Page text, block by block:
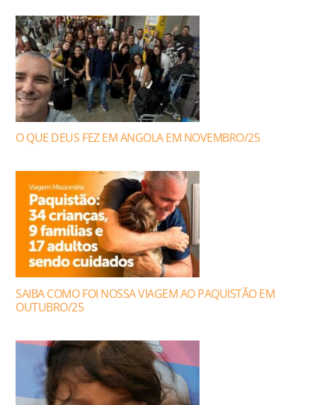
O QUE DEUS FEZ EM ANGOLA EM NOVEMBRO/25
SAIBA COMO FOI NOSSA VIAGEM AO PAQUISTÃO EM
OUTUBRO/25